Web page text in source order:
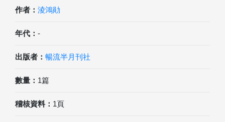
作者： 淩鴻勛
年代： -
出版者： 暢流半月刊社
數量： 1篇
稽核資料： 1頁